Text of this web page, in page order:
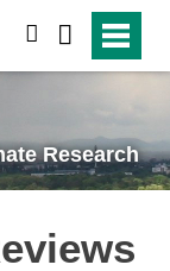
Research